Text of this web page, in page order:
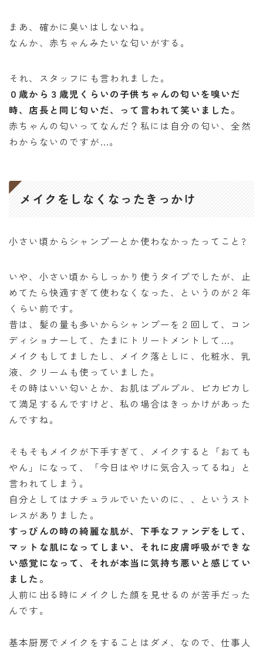
まあ、確かに臭いはしないね。
なんか、赤ちゃんみたいな匂いがする。
それ、スタッフにも言われました。
０歳から３歳児くらいの子供ちゃんの匂いを嗅いだ
時、店長と同じ匂いだ、って言われて笑いました。
赤ちゃんの匂いってなんだ？私には自分の匂い、全然
わからないのですが…。
メイクをしなくなったきっかけ
小さい頃からシャンプーとか使わなかったってこと?
いや、小さい頃からしっかり使うタイプでしたが、止
めてたら快適すぎて使わなくなった、というのが２年
くらい前です。
昔は、髪の量も多いからシャンプーを２回して、コン
ディショナーして、たまにトリートメントして…。
メイクもしてましたし、メイク落としに、化粧水、乳
液、クリームも使っていました。
その時はいい匂いとか、お肌はプルプル、ピカピカし
て満足するんですけど、私の場合はきっかけがあった
んですね。
そもそもメイクが下手すぎて、メイクすると「おても
やん」になって、「今日はやけに気合入ってるね」と
言われてしまう。
自分としてはナチュラルでいたいのに、、というスト
レスがありました。
すっぴんの時の綺麗な肌が、下手なファンデをして、
マットな肌になってしまい、それに皮膚呼吸ができな
い感覚になって、それが本当に気持ち悪いと感じてい
ました。
人前に出る時にメイクした顔を見せるのが苦手だった
んです。
基本厨房でメイクをすることはダメ、なので、仕事人